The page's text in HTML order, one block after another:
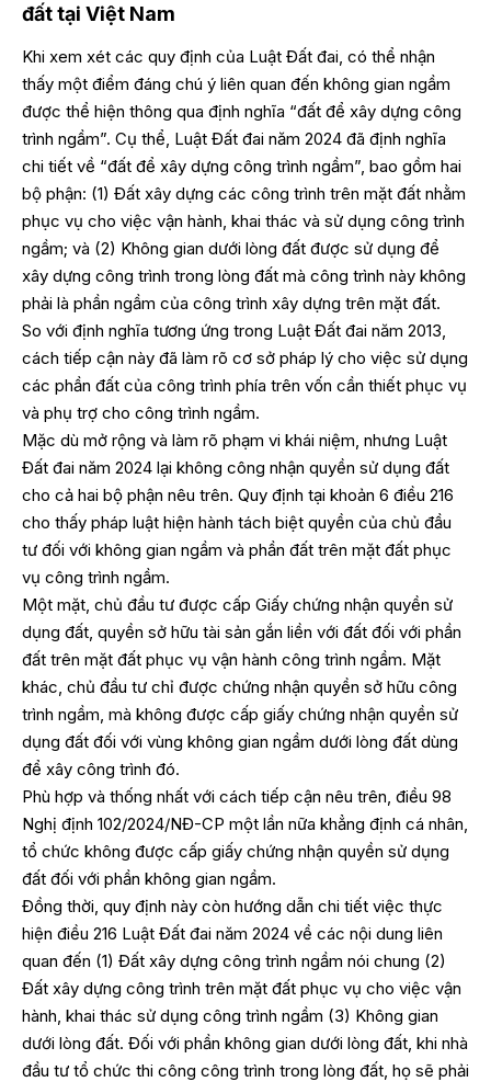
đất tại Việt Nam
Khi xem xét các quy định của Luật Đất đai, có thể nhận
thấy một điểm đáng chú ý liên quan đến không gian ngầm
được thể hiện thông qua định nghĩa “đất để xây dựng công
trình ngầm”. Cụ thể, Luật Đất đai năm 2024 đã định nghĩa
chi tiết về “đất để xây dựng công trình ngầm”, bao gồm hai
bộ phận: (1) Đất xây dựng các công trình trên mặt đất nhằm
phục vụ cho việc vận hành, khai thác và sử dụng công trình
ngầm; và (2) Không gian dưới lòng đất được sử dụng để
xây dựng công trình trong lòng đất mà công trình này không
phải là phần ngầm của công trình xây dựng trên mặt đất.
So với định nghĩa tương ứng trong Luật Đất đai năm 2013,
cách tiếp cận này đã làm rõ cơ sở pháp lý cho việc sử dụng
các phần đất của công trình phía trên vốn cần thiết phục vụ
và phụ trợ cho công trình ngầm.
Mặc dù mở rộng và làm rõ phạm vi khái niệm, nhưng Luật
Đất đai năm 2024 lại không công nhận quyền sử dụng đất
cho cả hai bộ phận nêu trên. Quy định tại khoản 6 điều 216
cho thấy pháp luật hiện hành tách biệt quyền của chủ đầu
tư đối với không gian ngầm và phần đất trên mặt đất phục
vụ công trình ngầm.
Một mặt, chủ đầu tư được cấp Giấy chứng nhận quyền sử
dụng đất, quyền sở hữu tài sản gắn liền với đất đối với phần
đất trên mặt đất phục vụ vận hành công trình ngầm. Mặt
khác, chủ đầu tư chỉ được chứng nhận quyền sở hữu công
trình ngầm, mà không được cấp giấy chứng nhận quyền sử
dụng đất đối với vùng không gian ngầm dưới lòng đất dùng
để xây công trình đó.
Phù hợp và thống nhất với cách tiếp cận nêu trên, điều 98
Nghị định 102/2024/NĐ-CP một lần nữa khẳng định cá nhân,
tổ chức không được cấp giấy chứng nhận quyền sử dụng
đất đối với phần không gian ngầm.
Đồng thời, quy định này còn hướng dẫn chi tiết việc thực
hiện điều 216 Luật Đất đai năm 2024 về các nội dung liên
quan đến (1) Đất xây dựng công trình ngầm nói chung (2)
Đất xây dựng công trình trên mặt đất phục vụ cho việc vận
hành, khai thác sử dụng công trình ngầm (3) Không gian
dưới lòng đất. Đối với phần không gian dưới lòng đất, khi nhà
đầu tư tổ chức thi công công trình trong lòng đất, họ sẽ phải